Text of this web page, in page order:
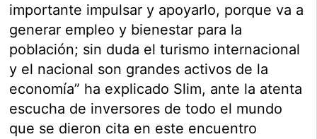
importante impulsar y apoyarlo, porque va a
generar empleo y bienestar para la
población; sin duda el turismo internacional
y el nacional son grandes activos de la
economía” ha explicado Slim, ante la atenta
escucha de inversores de todo el mundo
que se dieron cita en este encuentro